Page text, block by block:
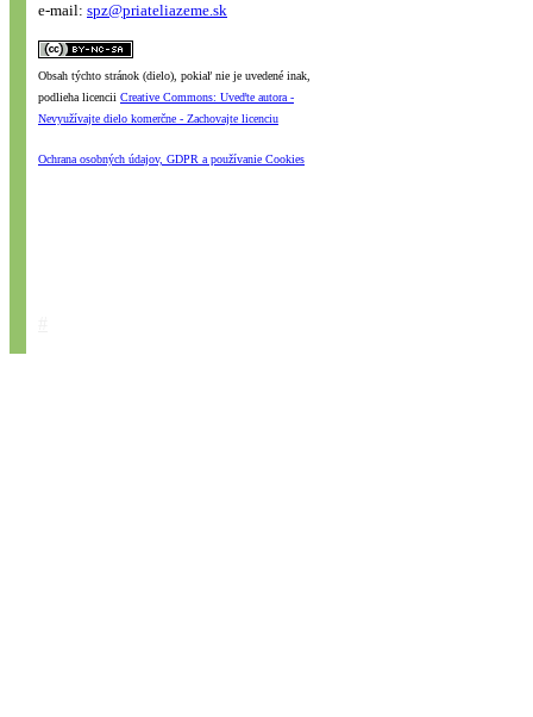
e-mail: spz@priateliazeme.sk
Obsah týchto stránok (dielo), pokiaľ nie je uvedené inak,
podlieha licencii Creative Commons: Uveďte autora -
Nevyužívajte dielo komerčne - Zachovajte licenciu
Ochrana osobných údajov, GDPR a používanie Cookies